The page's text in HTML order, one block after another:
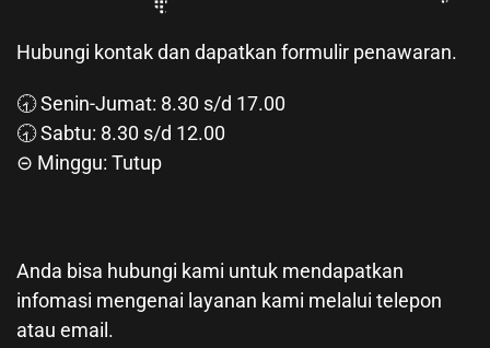
Hubungi kontak dan dapatkan formulir penawaran.
🕣 Senin-Jumat: 8.30 s/d 17.00
🕣 Sabtu: 8.30 s/d 12.00
⊝ Minggu: Tutup
Anda bisa hubungi kami untuk mendapatkan
infomasi mengenai layanan kami melalui telepon
atau email.